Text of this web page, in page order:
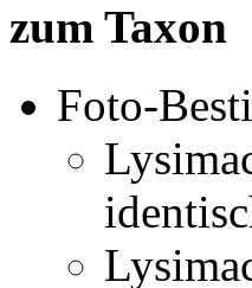
zum Taxon
Foto-